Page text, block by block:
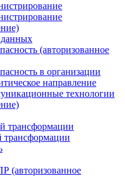
(авторизованное
в организации
направление
технологии
трансформации
трансформации
(авторизованное